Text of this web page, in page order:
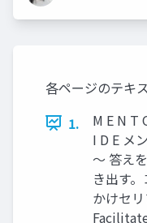
各ページのテキ
1.
M E N T
I D E メ
〜 答え
き出す
かけセ